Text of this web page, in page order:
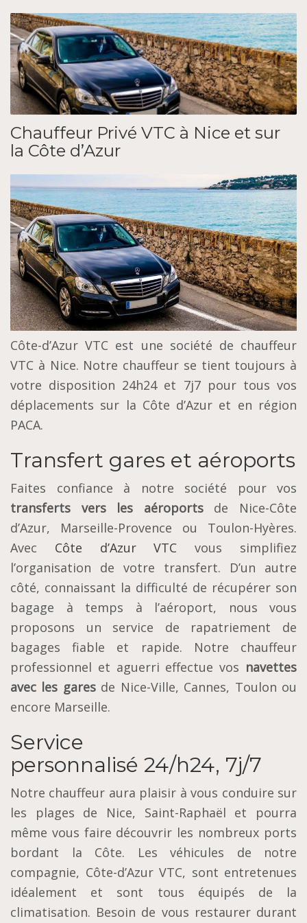
Chauffeur Privé VTC à Nice et sur
la Côte d’Azur
Côte-d’Azur VTC est une société de chauffeur
VTC à Nice. Notre chauffeur se tient toujours à
votre disposition 24h24 et 7j7 pour tous vos
déplacements sur la Côte d’Azur et en région
PACA.
Transfert gares et aéroports
Faites confiance à notre société pour vos
transferts vers les aéroportsde Nice-Côte
d’Azur, Marseille-Provence ou Toulon-Hyères.
Avec Côte d’Azur VTC vous simplifiez
l’organisation de votre transfert. D’un autre
côté, connaissant la difficulté de récupérer son
bagage à temps à l’aéroport, nous vous
proposons un service de rapatriement de
bagages fiable et rapide. Notre chauffeur
professionnel et aguerri effectue vos navettes
avec les garesde Nice-Ville, Cannes, Toulon ou
encore Marseille.
Service
personnalisé 24/h24, 7j/7
Notre chauffeur aura plaisir à vous conduire sur
les plages de Nice, Saint-Raphaël et pourra
même vous faire découvrir les nombreux ports
bordant la Côte. Les véhicules de notre
compagnie, Côte-d’Azur VTC, sont entretenues
idéalement et sont tous équipés de la
climatisation. Besoin de vous restaurer durant